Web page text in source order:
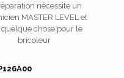
nécessite un
MASTER LEVEL et
quelque chose pour le
bricoleur